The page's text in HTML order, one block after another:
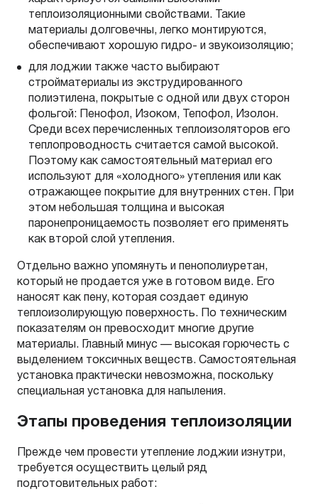
теплоизоляционными свойствами. Такие
материалы долговечны, легко монтируются,
обеспечивают хорошую гидро- и звукоизоляцию;
для лоджии также часто выбирают
стройматериалы из экструдированного
полиэтилена, покрытые с одной или двух сторон
фольгой: Пенофол, Изоком, Тепофол, Изолон.
Среди всех перечисленных теплоизоляторов его
теплопроводность считается самой высокой.
Поэтому как самостоятельный материал его
используют для «холодного» утепления или как
отражающее покрытие для внутренних стен. При
этом небольшая толщина и высокая
паронепроницаемость позволяет его применять
как второй слой утепления.
Отдельно важно упомянуть и пенополиуретан,
который не продается уже в готовом виде. Его
наносят как пену, которая создает единую
теплоизолирующую поверхность. По техническим
показателям он превосходит многие другие
материалы. Главный минус — высокая горючесть с
выделением токсичных веществ. Самостоятельная
установка практически невозможна, поскольку
специальная установка для напыления.
Этапы проведения теплоизоляции
Прежде чем провести утепление лоджии изнутри,
требуется осуществить целый ряд
подготовительных работ: